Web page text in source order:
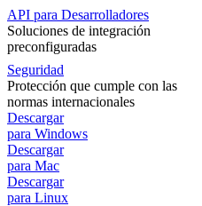
API para Desarrolladores
Soluciones de integración
preconfiguradas
Seguridad
Protección que cumple con las
normas internacionales
Descargar
para Windows
Descargar
para Mac
Descargar
para Linux